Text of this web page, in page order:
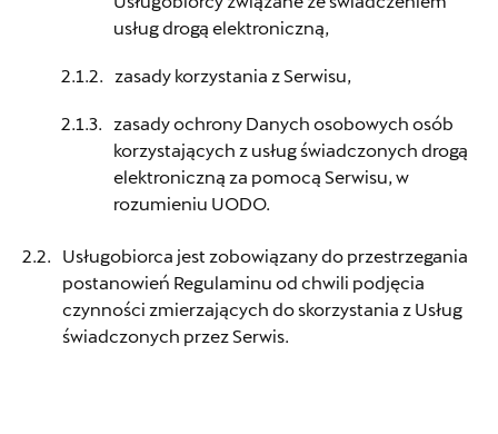
usług drogą elektroniczną,
zasady korzystania z Serwisu,
zasady ochrony Danych osobowych osób
korzystających z usług świadczonych drogą
elektroniczną za pomocą Serwisu, w
rozumieniu UODO.
Usługobiorca jest zobowiązany do przestrzegania
postanowień Regulaminu od chwili podjęcia
czynności zmierzających do skorzystania z Usług
świadczonych przez Serwis.